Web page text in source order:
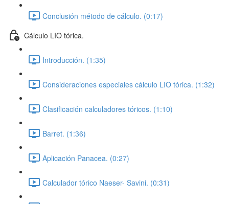
Conclusión método de cálculo. (0:17)
Cálculo LIO tórica.
Introducción. (1:35)
Consideraciones especiales cálculo LIO tórica. (1:32)
Clasificación calculadores tóricos. (1:10)
Barret. (1:36)
Aplicación Panacea. (0:27)
Calculador tórico Naeser- Savini. (0:31)